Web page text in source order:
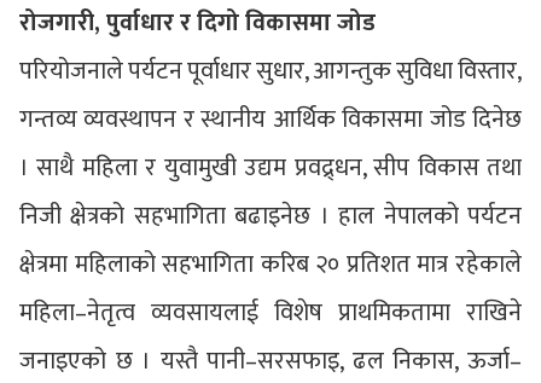
रोजगारी, पुर्वाधार र दिगो विकासमा जोड
परियोजनाले पर्यटन पूर्वाधार सुधार, आगन्तुक सुविधा विस्तार,
गन्तव्य व्यवस्थापन र स्थानीय आर्थिक विकासमा जोड दिनेछ
। साथै महिला र युवामुखी उद्यम प्रवद्र्धन, सीप विकास तथा
निजी क्षेत्रको सहभागिता बढाइनेछ । हाल नेपालको पर्यटन
क्षेत्रमा महिलाको सहभागिता करिब २० प्रतिशत मात्र रहेकाले
महिला–नेतृत्व व्यवसायलाई विशेष प्राथमिकतामा राखिने
जनाइएको छ । यस्तै पानी–सरसफाइ, ढल निकास, ऊर्जा–